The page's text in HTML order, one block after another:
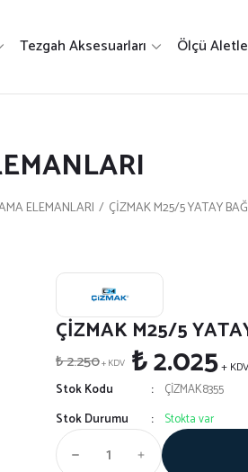
Tezgah Aksesuarları Ölçü
ELEMANLARI ÇİZMAK M25/5 YATAY
ÇİZMAK M25/5
₺ 2.250+ KDV ₺ 2.025+ KDV
Stok Kodu
ÇİZMAK8355
Stok Durumu
Stokta var